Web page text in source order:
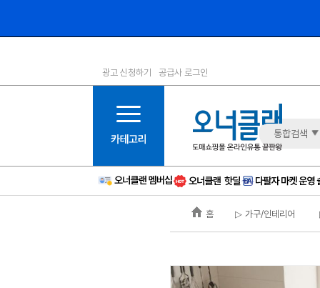
1등급
6등급
11등급
12등급
15등급
16등급
광고 신청하기 공급사 로그인
통합검색
홈 ▷ 가구/인테리어